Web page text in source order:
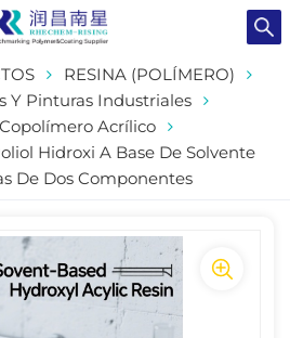
RESINA (POLÍMERO)
Y Pinturas Industriales
Acrílico
Hidroxi A Base De Solvente
De Dos Componentes